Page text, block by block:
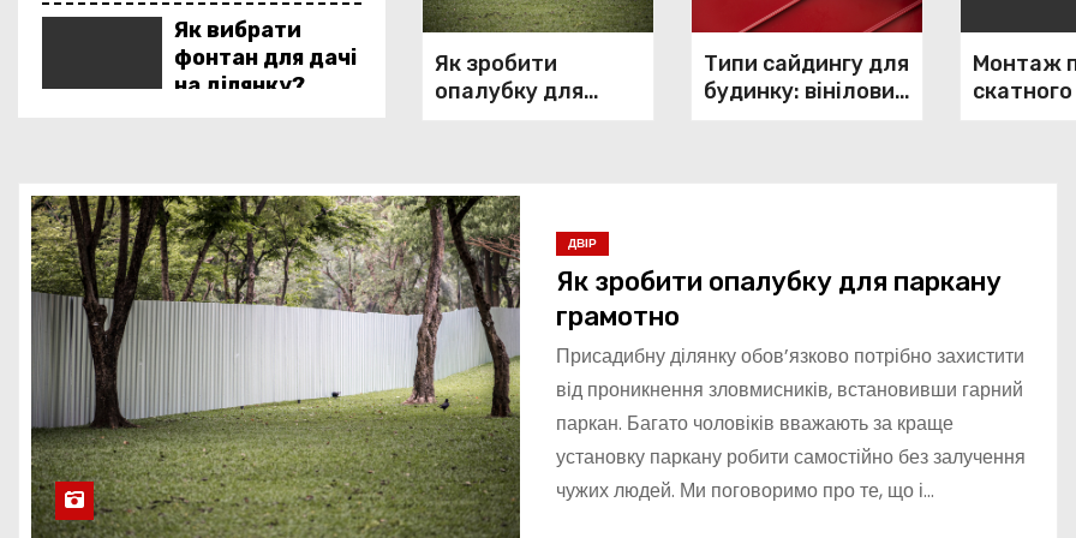
Як вибрати
фонтан для дачі
на ділянку?
сезонний
басейн
Утеплюємо фундамент на
гвинтових палях
Плитний
фундамент –
слабкі та сильні
сторони
Як зробити
опалубку для
Типи сайдингу для
будинку: вініловий
Монтаж
ДВІР
Як зробити опалубку для паркану
грамотно
Присадибну ділянку обов’язково потрібно захистити
від проникнення зловмисників, встановивши гарний
паркан. Багато чоловіків вважають за краще
установку паркану робити самостійно без залучення
чужих людей. Ми поговоримо про те, що і…